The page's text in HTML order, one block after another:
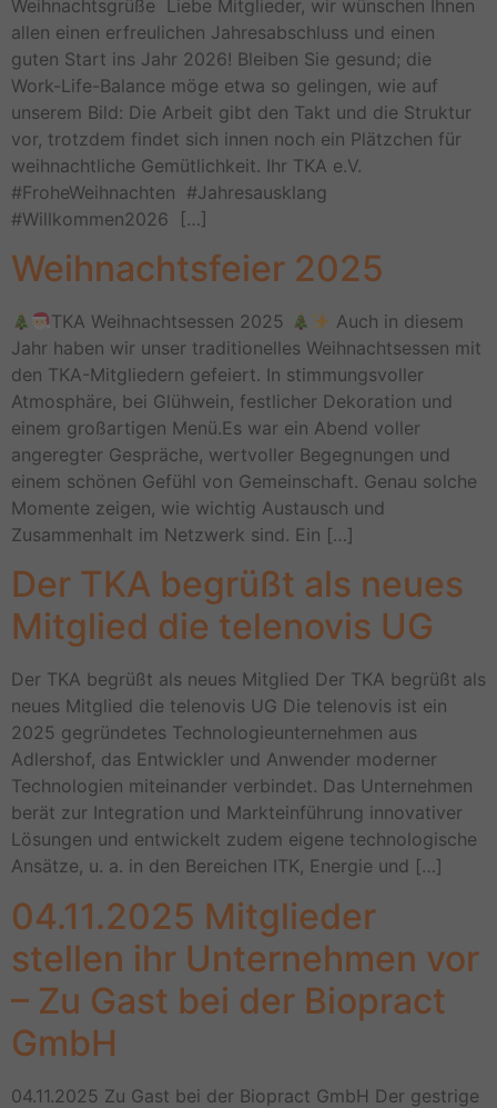
Weihnachtsgrüße Liebe Mitglieder, wir wünschen Ihnen
allen einen erfreulichen Jahresabschluss und einen
guten Start ins Jahr 2026! Bleiben Sie gesund; die
Work-Life-Balance möge etwa so gelingen, wie auf
unserem Bild: Die Arbeit gibt den Takt und die Struktur
vor, trotzdem findet sich innen noch ein Plätzchen für
weihnachtliche Gemütlichkeit. Ihr TKA e.V.
#FroheWeihnachten #Jahresausklang
#Willkommen2026 […]
Weihnachtsfeier 2025
TKA Weihnachtsessen 2025
Auch in diesem
Jahr haben wir unser traditionelles Weihnachtsessen mit
den TKA-Mitgliedern gefeiert. In stimmungsvoller
Atmosphäre, bei Glühwein, festlicher Dekoration und
einem großartigen Menü.Es war ein Abend voller
angeregter Gespräche, wertvoller Begegnungen und
einem schönen Gefühl von Gemeinschaft. Genau solche
Momente zeigen, wie wichtig Austausch und
Zusammenhalt im Netzwerk sind. Ein […]
Der TKA begrüßt als neues
Mitglied die telenovis UG
Der TKA begrüßt als neues Mitglied Der TKA begrüßt als
neues Mitglied die telenovis UG Die telenovis ist ein
2025 gegründetes Technologieunternehmen aus
Adlershof, das Entwickler und Anwender moderner
Technologien miteinander verbindet. Das Unternehmen
berät zur Integration und Markteinführung innovativer
Lösungen und entwickelt zudem eigene technologische
Ansätze, u. a. in den Bereichen ITK, Energie und […]
04.11.2025 Mitglieder
stellen ihr Unternehmen vor
– Zu Gast bei der Biopract
GmbH
04.11.2025 Zu Gast bei der Biopract GmbH Der gestrige